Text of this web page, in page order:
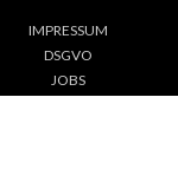
IMPRESSUM
DSGVO
JOBS